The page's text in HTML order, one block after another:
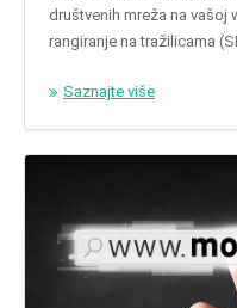
društvenih mreža na vašoj
rangiranje na tražilicama
Saznajte više